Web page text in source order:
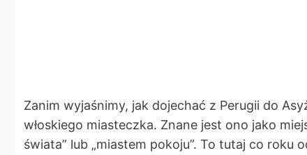
Zanim wyjaśnimy, jak dojechać z Perugii do
włoskiego miasteczka. Znane jest ono jako
świata” lub „miastem pokoju”. To tutaj co